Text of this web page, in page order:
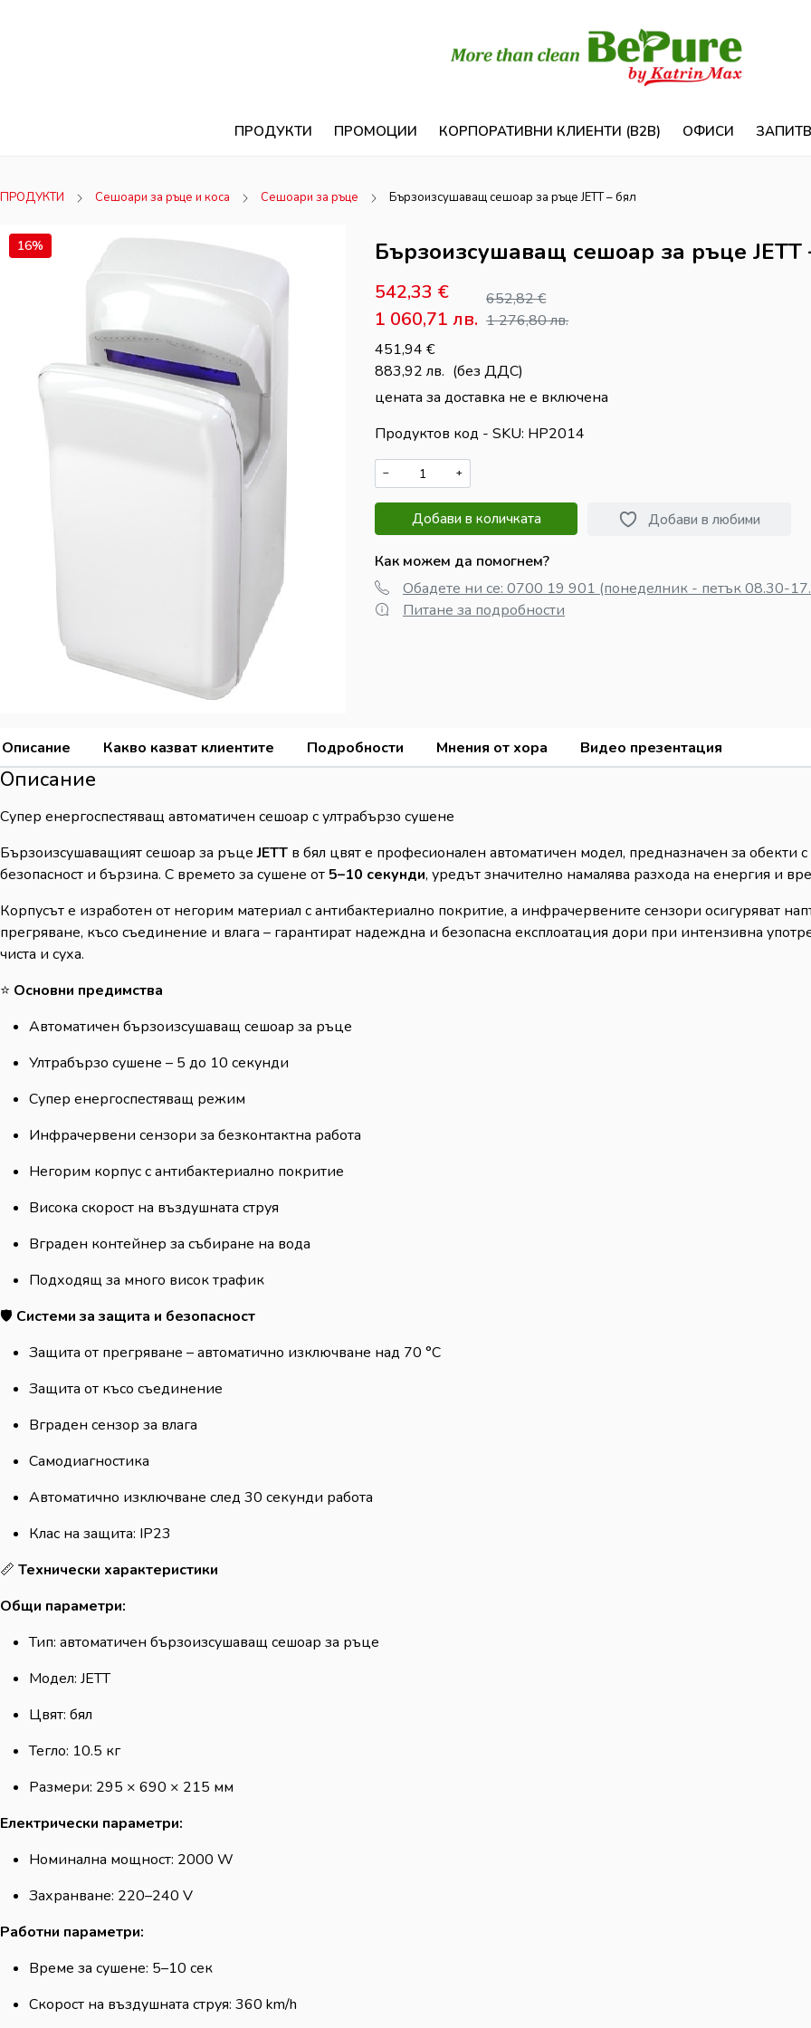
ПРОДУКТИ ПРОМОЦИИ КОРПОРАТИВНИ КЛИЕНТИ (B2B) ОФИСИ
ПРОДУКТИ Сешоари за ръце и коса Сешоари за ръце Бързоизсушаващ сешоар за ръце JETT – бял
16% Бързоизсушаващ сешоар за ръце JETT
542,33 €
1 060,71 лв.
652,82€
1 276,80 лв.
451,94 €
883,92 лв. (без ДДС)
цената за доставка не е включена
Продуктов код - SKU HP2014
− +
Добави в количката Добави в любими
Как можем да помогнем?
Обадете ни се: 0700 19 901 (понеделник - петък 08.30-
Питане за подробности
Описание Какво казват клиентите Подробности Мнения от хора Видео презентация
Описание
Супер енергоспестяващ автоматичен сешоар с ултрабързо сушене
Бързоизсушаващият сешоар за ръцеJETT в бял цвят е професионален автоматичен модел, предназначен за
безопасност и бързина. С времето за сушене от 5–10 секунди, уредът значително намалява разхода на енергия и
Корпусът е изработен от негорим материал с антибактериално покритие, а инфрачервените сензори осигуряват
прегряване, късо съединение и влага – гарантират надеждна и безопасна експлоатация дори при интензивна
чиста и суха.
⭐ Основни предимства
Автоматичен бързоизсушаващ сешоар за ръце
Ултрабързо сушене – 5 до 10 секунди
Супер енергоспестяващ режим
Инфрачервени сензори за безконтактна работа
Негорим корпус с антибактериално покритие
Висока скорост на въздушната струя
Вграден контейнер за събиране на вода
Подходящ за много висок трафик
🛡️ Системи за защита и безопасност
Защита от прегряване – автоматично изключване над 70 °C
Защита от късо съединение
Вграден сензор за влага
Самодиагностика
Автоматично изключване след 30 секунди работа
Клас на защита: IP23
📏 Технически характеристики
Общи параметри:
Тип: автоматичен бързоизсушаващ сешоар за ръце
Модел: JETT
Цвят: бял
Тегло: 10.5 кг
Размери: 295 × 690 × 215 мм
Електрически параметри:
Номинална мощност: 2000 W
Захранване: 220–240 V
Работни параметри:
Време за сушене: 5–10 сек
Скорост на въздушната струя: 360 km/h